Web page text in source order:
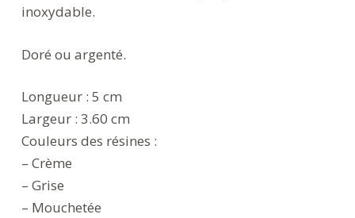
inoxydable.
Doré ou argenté.
Longueur : 5 cm
Largeur : 3.60 cm
Couleurs des résines :
– Crème
– Grise
– Mouchetée